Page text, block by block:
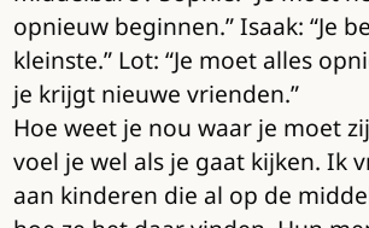
opnieuw beginnen.” Isaak: “Je
kleinste.” Lot: “Je moet alles
je krijgt nieuwe vrienden.”
Hoe weet je nou waar je moet
voel je wel als je gaat kijken. Ik
aan kinderen die al op de